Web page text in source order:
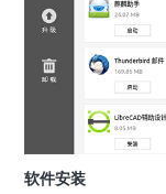
软件安装